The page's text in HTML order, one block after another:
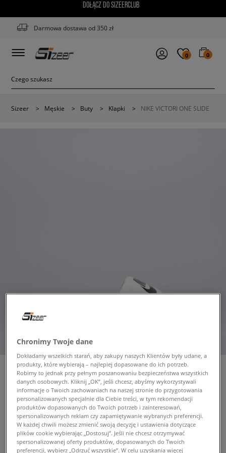
DOŁĄCZ DO SIZEERCLUB
Darmowa dostawa od 350 zł
0 0
Sizeer > Męskie > Buty > Klapki > NIKE VICTORI ONE SLIDE
NIKE VICTORI ONE SLIDE
męskie, klapki
119,99 zł
z VAT
149,99 zł -20%
(najniższa cena od momentu wprowadzenia produktu)
Chronimy Twoje dane
Dokładamy wszelkich starań, aby zakupy naszych Klientów były udane, a
produkty, które wybierają – najlepiej dopasowane do ich potrzeb.
Robimy to jednak przy pełnym poszanowaniu bezpieczeństwa wszystkich
danych osobowych. Kliknij „OK”, jeśli chcesz, abyśmy wykorzystywali
informacje o Twoich zachowaniach na naszej stronie do przygotowania
personalizowanych specjalnie dla Ciebie treści, w tym rekomendacji
produktów dopasowanych do Twoich potrzeb i zainteresowań,
spersonalizowanych reklam czy zapamiętywanie wybranych preferencji.
W każdej chwili możesz zmienić swoją decyzję i ustawienia dotyczące
plików cookie wybierając „Dostosuj”. Jeśli nie chcesz otrzymywać
spersonalizowanej oferty produktów, dopasowanych do Twoich
preferencji, wybierz „Odrzuć wszystkie”. W celu uzyskania więcej